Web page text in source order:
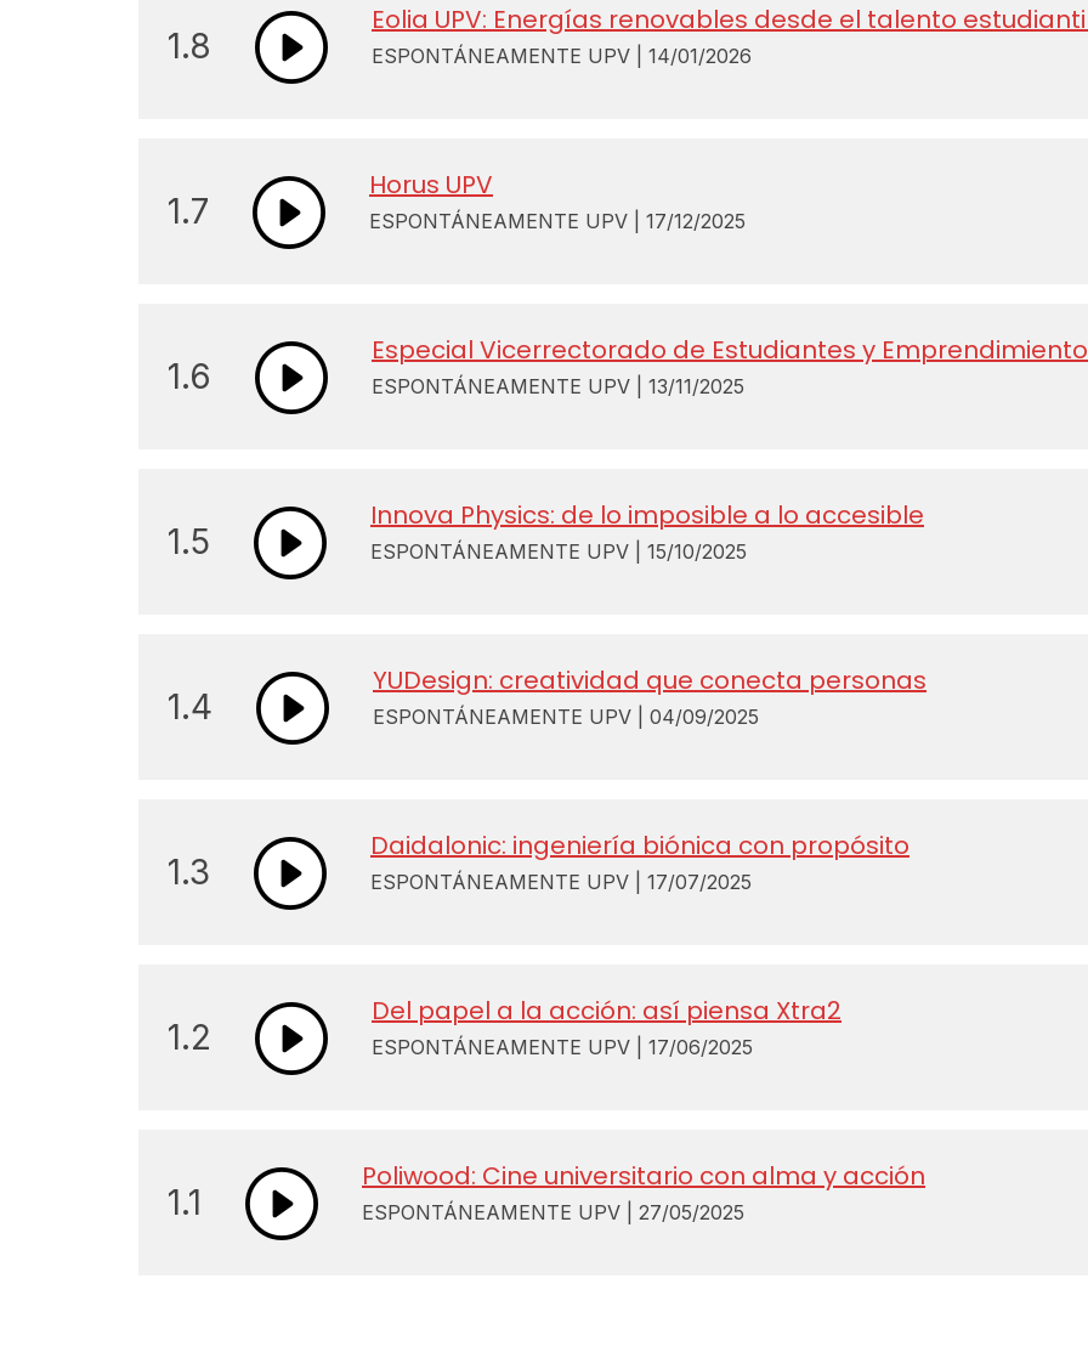
1.8
Eolia UPV: Energías renovables desde el talento
ESPONTÁNEAMENTE UPV | 14/01/2026
1.7
Horus UPV
ESPONTÁNEAMENTE UPV | 17/12/2025
1.6
Especial Vicerrectorado de Estudiantes y
ESPONTÁNEAMENTE UPV | 13/11/2025
1.5
Innova Physics: de lo imposible a lo accesible
ESPONTÁNEAMENTE UPV | 15/10/2025
1.4
YUDesign: creatividad que conecta personas
ESPONTÁNEAMENTE UPV | 04/09/2025
1.3
Daidalonic: ingeniería biónica con propósito
ESPONTÁNEAMENTE UPV | 17/07/2025
1.2
Del papel a la acción: así piensa Xtra2
ESPONTÁNEAMENTE UPV | 17/06/2025
1.1
Poliwood: Cine universitario con alma y acción
ESPONTÁNEAMENTE UPV | 27/05/2025